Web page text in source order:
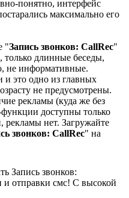
понятно, интерфейс
максимально его
"Запись звонков: CallRec"
только длинные беседы,
не информативные.
это одно из главных
не предусмотрены.
рекламы (куда же без
функции доступны только
рекламы нет. Загружайте
звонков: CallRec" на
Запись звонков:
и отправки смс! С высокой